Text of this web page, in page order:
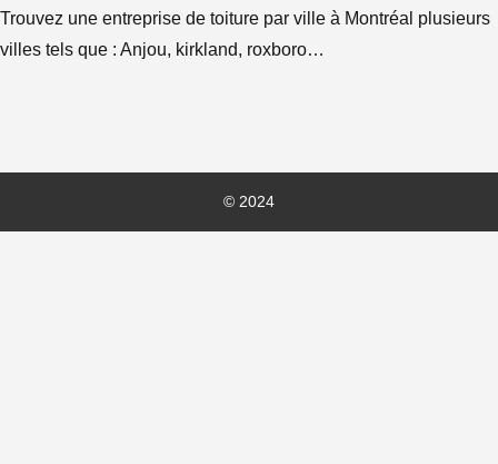
Trouvez une entreprise de toiture par ville à Montréal plusieurs
villes tels que : Anjou, kirkland, roxboro…
© 2024